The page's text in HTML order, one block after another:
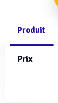
Produit
Prix